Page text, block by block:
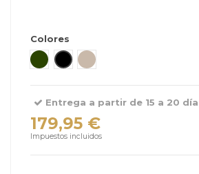
Colores
Forest Green
Space BlackSandy Taupe
Entrega a partir de 15 a 20
179,95 €
Impuestos incluidos